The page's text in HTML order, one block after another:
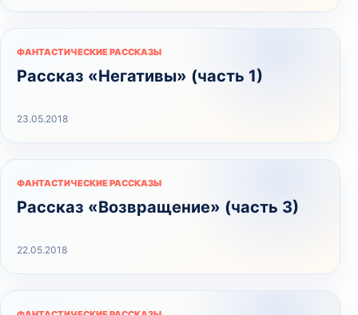
ФАНТАСТИЧЕСКИЕ РАССКАЗЫ
Рассказ «Негативы» (часть 1)
23.05.2018
ФАНТАСТИЧЕСКИЕ РАССКАЗЫ
Рассказ «Возвращение» (часть 3)
22.05.2018